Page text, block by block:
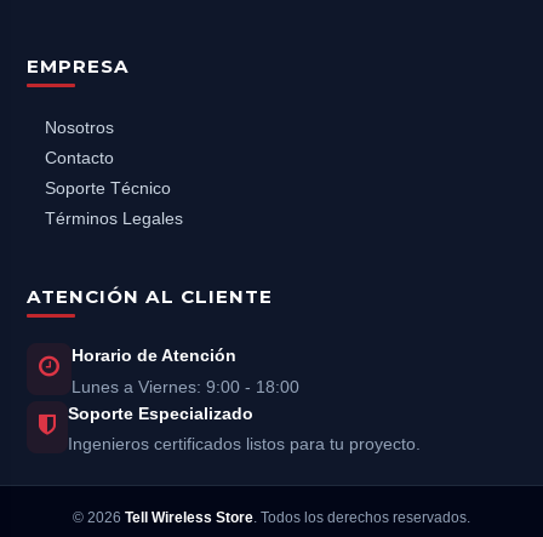
EMPRESA
Nosotros
Contacto
Soporte Técnico
Términos Legales
ATENCIÓN AL CLIENTE
Horario de Atención
Lunes a Viernes: 9:00 - 18:00
Soporte Especializado
Ingenieros certificados listos para tu proyecto.
© 2026 Tell Wireless Store. Todos los derechos reservados.